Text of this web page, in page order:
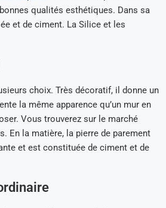
qualités esthétiques. Dans sa
et de ciment. La Silice et les
choix. Très décoratif, il donne un
la même apparence qu’un mur en
Vous trouverez sur le marché
En la matière, la pierre de parement
et est constituée de ciment et de